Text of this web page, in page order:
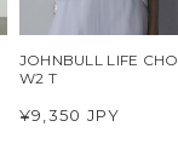
JOHNBULL LIFE CHO
W2 T
¥9,350 JPY